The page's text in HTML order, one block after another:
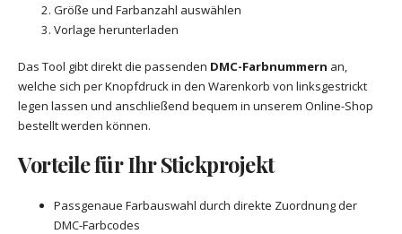
Größe und Farbanzahl auswählen
Vorlage herunterladen
Das Tool gibt direkt die passenden DMC-Farbnummern an,
welche sich per Knopfdruck in den Warenkorb von linksgestrickt
legen lassen und anschließend bequem in unserem Online-Shop
bestellt werden können.
Vorteile für Ihr Stickprojekt
Passgenaue Farbauswahl durch direkte Zuordnung der
DMC-Farbcodes